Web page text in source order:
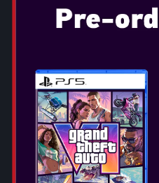
*Eğer Nintendo
dışında ise, ülke
Nintendo hesabı ülke
https://
games/Countries/
download-games-on-